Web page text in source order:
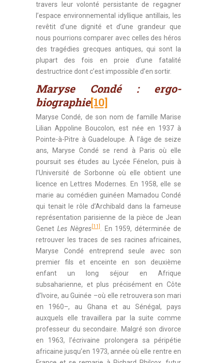
travers leur volonté persistante de regagner
l’espace environnemental idyllique antillais, les
revêtit d’une dignité et d’une grandeur que
nous pourrions comparer avec celles des héros
des tragédies grecques antiques, qui sont la
plupart des fois en proie d’une fatalité
destructrice dont c’est impossible d’en sortir.
Maryse Condé : ergo-
biographie[10]
Maryse Condé, de son nom de famille Marise
Lilian Appoline Boucolon, est née en 1937 à
Pointe-à-Pitre à Guadeloupe. À l’âge de seize
ans, Maryse Condé se rend à Paris où elle
poursuit ses études au Lycée Fénelon, puis à
l’Université de Sorbonne où elle obtient une
licence en Lettres Modernes. En 1958, elle se
marie au comédien guinéen Mamadou Condé
qui tenait le rôle d’Archibald dans la fameuse
représentation parisienne de la pièce de Jean
Genet Les Nègres[11]
. En 1959, déterminée de
retrouver les traces de ses racines africaines,
Maryse Condé entreprend seule avec son
premier fils et enceinte en son deuxième
enfant un long séjour en Afrique
subsaharienne, et plus précisément en Côte
d’Ivoire, au Guinée –où elle retrouvera son mari
en 1960–, au Ghana et au Sénégal, pays
auxquels elle travaillera par la suite comme
professeur du secondaire. Malgré son divorce
en 1963, l’écrivaine prolongera sa péripétie
africaine jusqu’en 1973, année où elle rentre en